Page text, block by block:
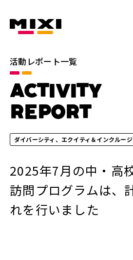
活動レポート一覧
ACTIVITY
REPORT
ダイバーシティ、エクイティ＆インクルー
2025年7月の中・高
訪問プログラムは、
れを行いました
カテゴリ
すべて
イノベーションの促進
地域社会との共栄 健全
年別
2026年 2025年
2024年